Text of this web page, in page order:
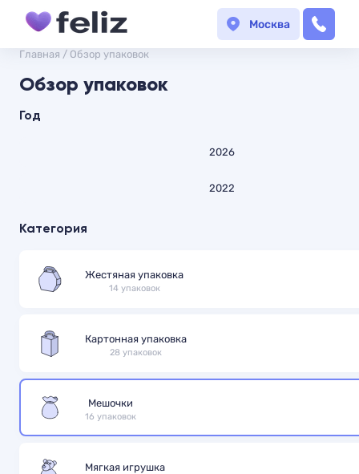
Москва
Главная / Обзор упаковок
Обзор упаковок
Год
2026
2022
Категория
Жестяная упаковка
14 упаковок
Картонная упаковка
28 упаковок
Мешочки
16 упаковок
Мягкая игрушка